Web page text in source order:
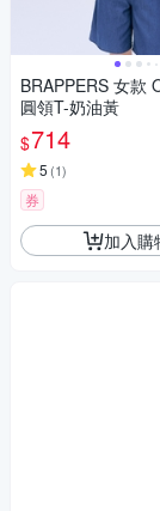
BRAPPERS 女款
圓領T-奶油黃
$714
5 (1)
券
加入購